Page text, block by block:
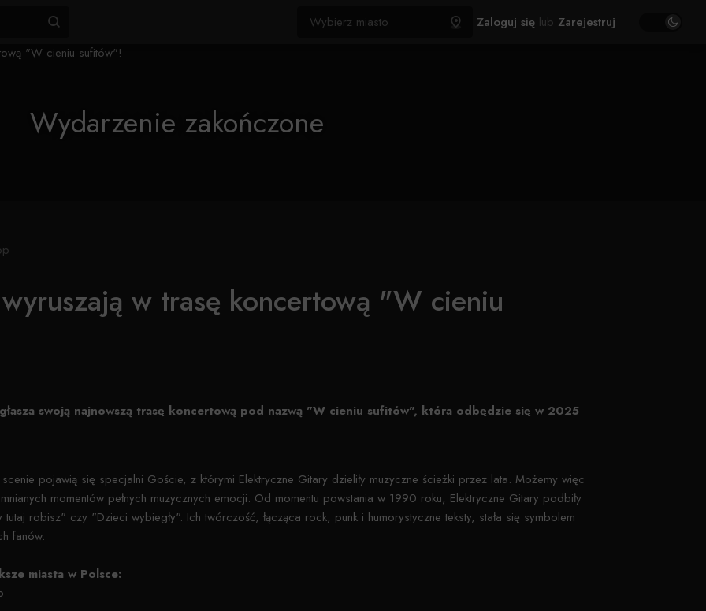
Zaloguj się lub Zarejestruj
Wydarzenie zakończone
w trasę koncertową "W cieniu
swoją najnowszą trasę koncertową pod nazwą "W cieniu sufitów", która odbędzie się w 2025
pojawią się specjalni Goście, z którymi Elektryczne Gitary dzieliły muzyczne ścieżki przez lata. Możemy więc
momentów pełnych muzycznych emocji. Od momentu powstania w 1990 roku, Elektryczne Gitary podbiły
robisz" czy "Dzieci wybiegły". Ich twórczość, łącząca rock, punk i humorystyczne teksty, stała się symbolem
fanów.
miasta w Polsce: